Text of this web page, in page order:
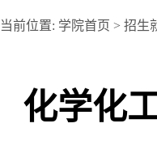
当前位置: 学院首页 > 招生
化学化